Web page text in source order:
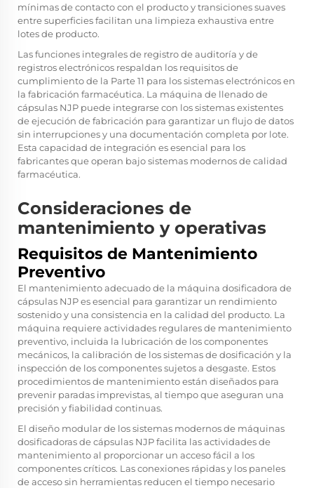
mínimas de contacto con el producto y transiciones suaves
entre superficies facilitan una limpieza exhaustiva entre
lotes de producto.
Las funciones integrales de registro de auditoría y de
registros electrónicos respaldan los requisitos de
cumplimiento de la Parte 11 para los sistemas electrónicos en
la fabricación farmacéutica. La máquina de llenado de
cápsulas NJP puede integrarse con los sistemas existentes
de ejecución de fabricación para garantizar un flujo de datos
sin interrupciones y una documentación completa por lote.
Esta capacidad de integración es esencial para los
fabricantes que operan bajo sistemas modernos de calidad
farmacéutica.
Consideraciones de
mantenimiento y operativas
Requisitos de Mantenimiento
Preventivo
El mantenimiento adecuado de la máquina dosificadora de
cápsulas NJP es esencial para garantizar un rendimiento
sostenido y una consistencia en la calidad del producto. La
máquina requiere actividades regulares de mantenimiento
preventivo, incluida la lubricación de los componentes
mecánicos, la calibración de los sistemas de dosificación y la
inspección de los componentes sujetos a desgaste. Estos
procedimientos de mantenimiento están diseñados para
prevenir paradas imprevistas, al tiempo que aseguran una
precisión y fiabilidad continuas.
El diseño modular de los sistemas modernos de máquinas
dosificadoras de cápsulas NJP facilita las actividades de
mantenimiento al proporcionar un acceso fácil a los
componentes críticos. Las conexiones rápidas y los paneles
de acceso sin herramientas reducen el tiempo necesario